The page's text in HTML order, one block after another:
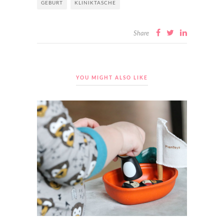
GEBURT KLINIKTASCHE
Share
YOU MIGHT ALSO LIKE